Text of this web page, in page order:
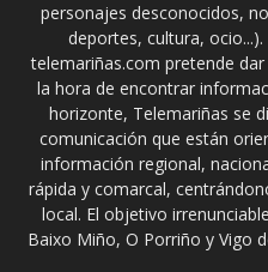
personajes desconocidos,
deportes, cultura,
telemariñas.com pretende
la hora de encontrar
horizonte, Telemariñas se
comunicación que están
información regional,
rápida y comarcal,
local. El objetivo
Baixo Miño, O Porriño y Vigo